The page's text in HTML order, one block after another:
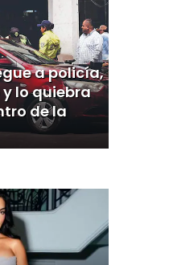
a policía,
lo quiebra
de la